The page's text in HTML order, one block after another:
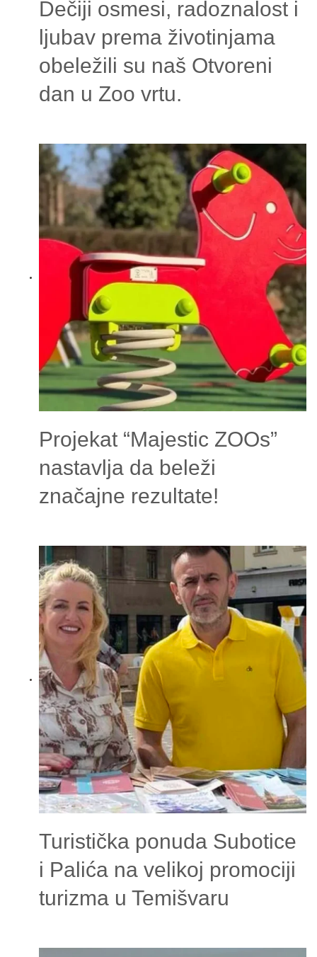
Dečiji osmesi, radoznalost i
ljubav prema životinjama
obeležili su naš Otvoreni
dan u Zoo vrtu.
Projekat “Majestic ZOOs”
nastavlja da beleži
značajne rezultate!
Turistička ponuda Subotice
i Palića na velikoj promociji
turizma u Temišvaru